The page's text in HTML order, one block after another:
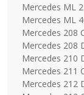
Mercedes ML
Mercedes ML
Mercedes 208
Mercedes 208
Mercedes 210
Mercedes 211
Mercedes 212